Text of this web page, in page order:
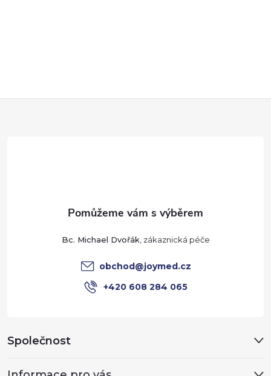
v
Bc. Michael Dvořák
obchod@joymed.cz
+420 608 284 065
Společnost